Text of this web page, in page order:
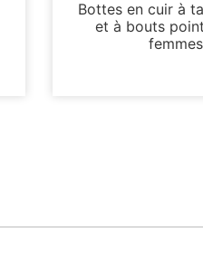
Bottes en cuir à
et à bouts
femmes